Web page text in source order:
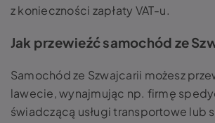
z konieczności zapłaty VAT-u.
Jak przewieźć samochód ze
Samochód ze Szwajcarii możesz
lawecie, wynajmując np. firmę
świadczącą usługi transportowe lub